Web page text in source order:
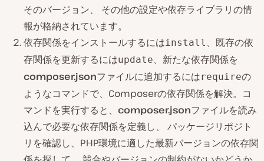
そのバージョン、 その他の設定や依存ライブラリの情
報が格納されています。
依存関係をインストールするにはinstall 、既存の依
存関係を更新するにはupdate、新たな依存関係を
composer.jsonファイルに追加するにはrequireの
ようなコマンドで、Composerの依存関係を解決。コ
マンドを実行すると、 composer.jsonファイルを読み
込んで必要な依存関係を定義し、 パッケージリポジト
リを確認し、PHP環境に適した最新バージョンの依存関